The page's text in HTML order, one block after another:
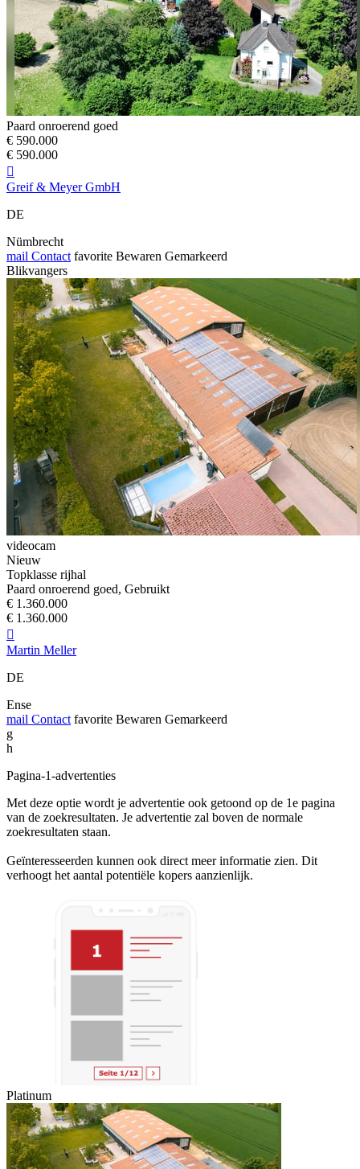
Paard onroerend goed
€ 590.000
€ 590.000

Greif & Meyer GmbH
DE
Nümbrecht
mail Contact favorite Bewaren Gemarkeerd
Blikvangers
videocam
Nieuw
Topklasse rijhal
Paard onroerend goed, Gebruikt
€ 1.360.000
€ 1.360.000

Martin Meller
DE
Ense
mail Contact favorite Bewaren Gemarkeerd
g
h
Pagina-1-advertenties
Met deze optie wordt je advertentie ook getoond op de 1e pagina
van de zoekresultaten. Je advertentie zal boven de normale
zoekresultaten staan.
Geïnteresseerden kunnen ook direct meer informatie zien. Dit
verhoogt het aantal potentiële kopers aanzienlijk.
Platinum